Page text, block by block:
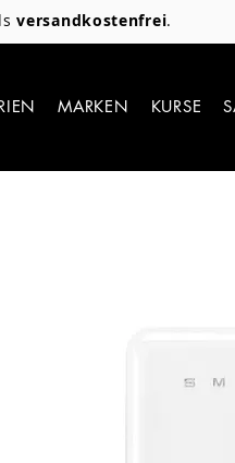
versandkostenfrei.
MARKEN KURSE